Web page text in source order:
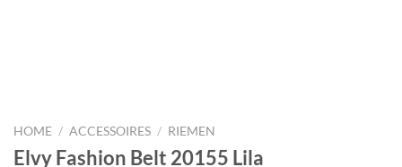
HOME / ACCESSOIRES / RIEMEN
Elvy Fashion Belt 20155 Lila